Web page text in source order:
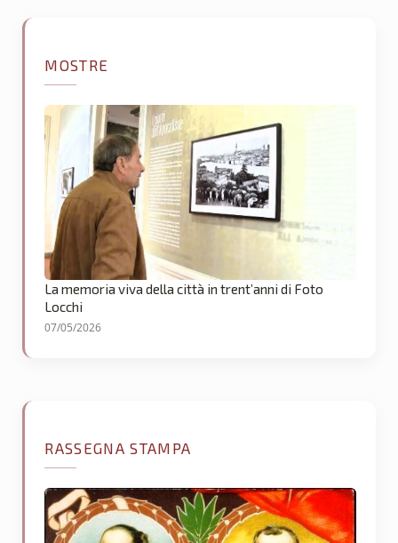
MOSTRE
La memoria viva della città in trent’anni di Foto
Locchi
07/05/2026
RASSEGNA STAMPA